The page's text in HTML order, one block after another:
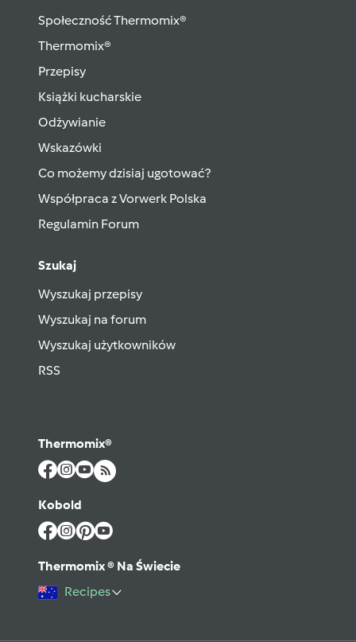
Społeczność Thermomix®
Thermomix®
Przepisy
Książki kucharskie
Odżywianie
Wskazówki
Co możemy dzisiaj ugotować?
Współpraca z Vorwerk Polska
Regulamin Forum
Szukaj
Wyszukaj przepisy
Wyszukaj na forum
Wyszukaj użytkowników
RSS
Thermomix®
Kobold
Thermomix ® Na Świecie
Recipes